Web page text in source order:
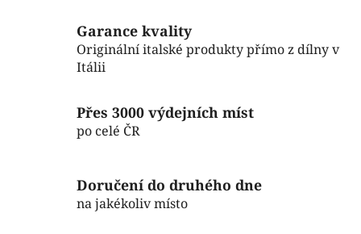
l
á
d
í
k
y
Garance kvality
Originální italské produkty přímo z dílny v
Itálii
Přes 3000 výdejních míst
po celé ČR
Doručení do druhého dne
na jakékoliv místo